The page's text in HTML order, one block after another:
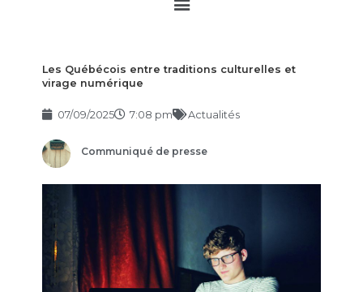
Les Québécois entre traditions culturelles et
virage numérique
07/09/2025 7:08 pm Actualités
Communiqué de presse